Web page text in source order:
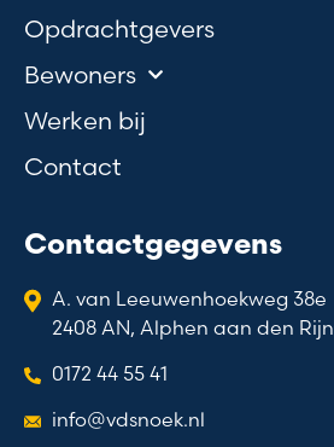
Opdrachtgevers
Bewoners
Werken bij
Contact
Contactgegevens
A. van Leeuwenhoekweg 38e
2408 AN, Alphen aan den Rijn
0172 44 55 41
info@vdsnoek.nl